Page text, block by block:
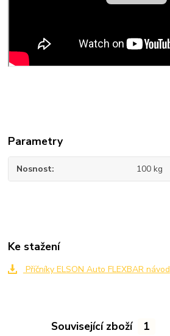
Parametry
Nosnost 100 kg
Ke stažení
Příčníky ELSON Auto FLEXBAR návod
Související zboží 1